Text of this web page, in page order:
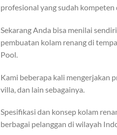
profesional yang sudah kompeten
Sekarang Anda bisa menilai
pembuatan kolam renang di
Pool.
Kami beberapa kali mengerjakan
villa, dan lain sebagainya.
Spesifikasi dan konsep kolam
berbagai pelanggan di wilayah